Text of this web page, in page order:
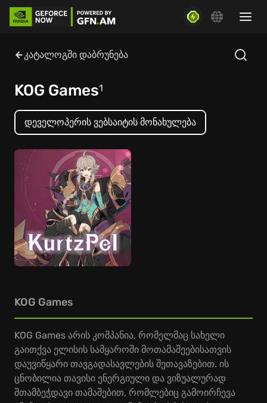
კატალოგში დაბრუნება
KOG Games1
დეველოპერის ვებსაიტის მონახულება
KOG Games
KOG Games არის კომპანია, რომელმაც სახელი
გაითქვა ელისის სამყაროში მოთამაშეებისათვის
დაუვიწყარი თავგადასავლების შეთავაზებით. ის
ცნობილია თავისი ენერგიული და ვიზუალურად
შთამბეჭდავი თამაშებით, რომლებიც გამოირჩევა